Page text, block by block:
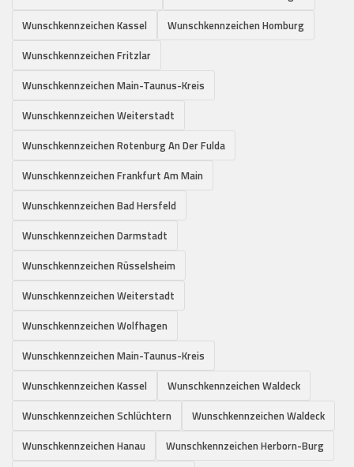
Wunschkennzeichen Kassel
Wunschkennzeichen Homburg
Wunschkennzeichen Fritzlar
Wunschkennzeichen Main-Taunus-Kreis
Wunschkennzeichen Weiterstadt
Wunschkennzeichen Rotenburg An Der Fulda
Wunschkennzeichen Frankfurt Am Main
Wunschkennzeichen Bad Hersfeld
Wunschkennzeichen Darmstadt
Wunschkennzeichen Rüsselsheim
Wunschkennzeichen Weiterstadt
Wunschkennzeichen Wolfhagen
Wunschkennzeichen Main-Taunus-Kreis
Wunschkennzeichen Kassel
Wunschkennzeichen Waldeck
Wunschkennzeichen Schlüchtern
Wunschkennzeichen Waldeck
Wunschkennzeichen Hanau
Wunschkennzeichen Herborn-Burg